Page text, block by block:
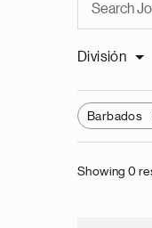
División
Barbados
Showing 0